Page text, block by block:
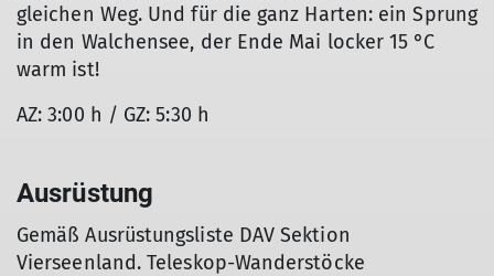
gleichen Weg. Und für die ganz Harten: ein Sprung
in den Walchensee, der Ende Mai locker 15 °C
warm ist!
AZ: 3:00 h / GZ: 5:30 h
Ausrüstung
Gemäß Ausrüstungsliste DAV Sektion
Vierseenland. Teleskop-Wanderstöcke